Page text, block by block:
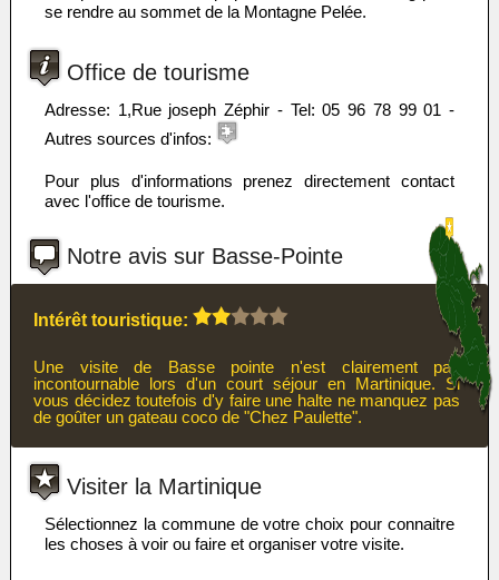
se rendre au sommet de la Montagne Pelée.
Office de tourisme
Adresse: 1,Rue joseph Zéphir - Tel: 05 96 78 99 01 -
Autres sources d'infos:
Pour plus d'informations prenez directement contact
avec l'office de tourisme.
Notre avis sur Basse-Pointe
Intérêt touristique:
Une visite de Basse pointe n'est clairement pas
incontournable lors d'un court séjour en Martinique. Si
vous décidez toutefois d'y faire une halte ne manquez pas
de goûter un gateau coco de "Chez Paulette".
Visiter la Martinique
Sélectionnez la commune de votre choix pour connaitre
les choses à voir ou faire et organiser votre visite.